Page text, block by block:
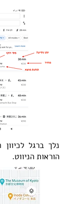
נלך ברגל
הוראות הניווט.